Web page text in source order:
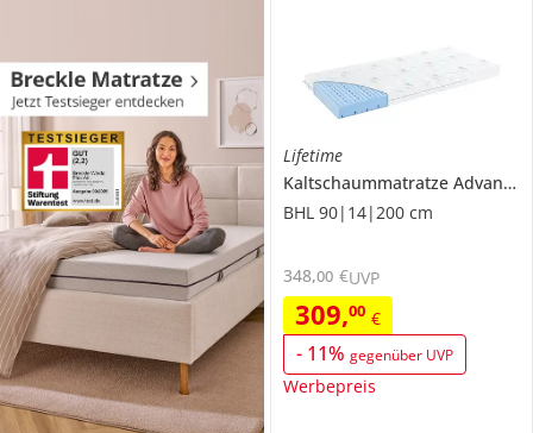
Lifetime
Kaltschaummatratze Advanced
BHL 90|14|200 cm
309,00 €
- 11% gegenüber UVP
Werbepreis
348,00 €UVP